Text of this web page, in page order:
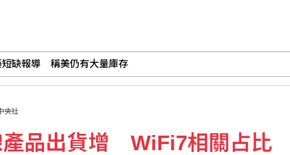
短缺報導 稱美仍有大量庫存
本熊本縣約2000處農業基礎設施受損
央社
產品出貨增 WiFi7相關占比